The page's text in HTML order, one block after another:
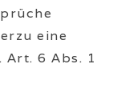
eine
6 Abs. 1